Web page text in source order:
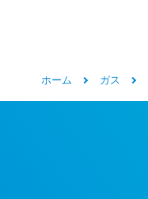
ホーム ガス